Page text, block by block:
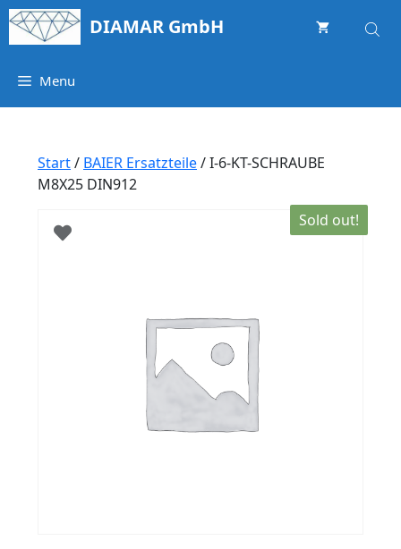
Springe
zum
DIAMAR GmbH
Menu
Start/ BAIER Ersatzteile/ I-6-KT-SCHRAUBE
M8X25 DIN912
Sold out!